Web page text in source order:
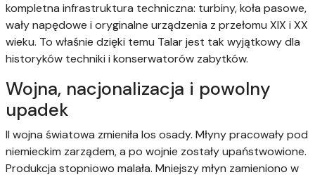
kompletna infrastruktura techniczna: turbiny, koła pasowe,
wały napędowe i oryginalne urządzenia z przełomu XIX i XX
wieku. To właśnie dzięki temu Talar jest tak wyjątkowy dla
historyków techniki i konserwatorów zabytków.
Wojna, nacjonalizacja i powolny
upadek
II wojna światowa zmieniła los osady. Młyny pracowały pod
niemieckim zarządem, a po wojnie zostały upaństwowione.
Produkcja stopniowo malała. Mniejszy młyn zamieniono w